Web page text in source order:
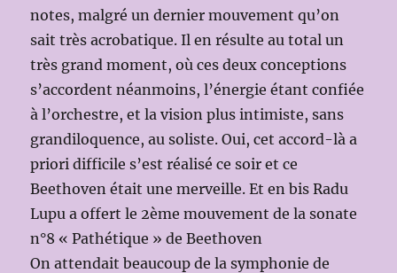
notes, malgré un dernier mouvement qu’on
sait très acrobatique. Il en résulte au total un
très grand moment, où ces deux conceptions
s’accordent néanmoins, l’énergie étant confiée
à l’orchestre, et la vision plus intimiste, sans
grandiloquence, au soliste. Oui, cet accord-là a
priori difficile s’est réalisé ce soir et ce
Beethoven était une merveille. Et en bis Radu
Lupu a offert le 2ème mouvement de la sonate
n°8 « Pathétique » de Beethoven
On attendait beaucoup de la symphonie de